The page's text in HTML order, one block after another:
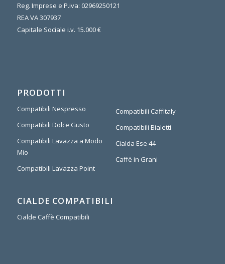
Reg. Imprese e P.iva: 02969250121
REA VA 307937
Capitale Sociale i.v. 15.000 €
PRODOTTI
Compatibili Nespresso
Compatibili Dolce Gusto
Compatibili Lavazza a Modo
Mio
Compatibili Lavazza Point
Compatibili Caffitaly
Compatibili Bialetti
Cialda Ese 44
Caffè in Grani
CIALDE COMPATIBILI
Cialde Caffè Compatibili